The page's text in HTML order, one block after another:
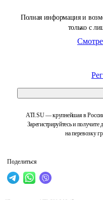
Полная информация и
только с
ATI.SU — крупнейшая в
Зарегистрируйтесь и
на перевозку
Поделиться